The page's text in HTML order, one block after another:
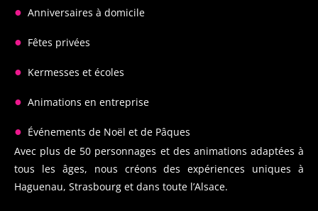
● Anniversaires à domicile
● Fêtes privées
● Kermesses et écoles
● Animations en entreprise
● Événements de Noël et de Pâques
Avec plus de 50 personnages et des animations adaptées à
tous les âges, nous créons des expériences uniques à
Haguenau, Strasbourg et dans toute l’Alsace.